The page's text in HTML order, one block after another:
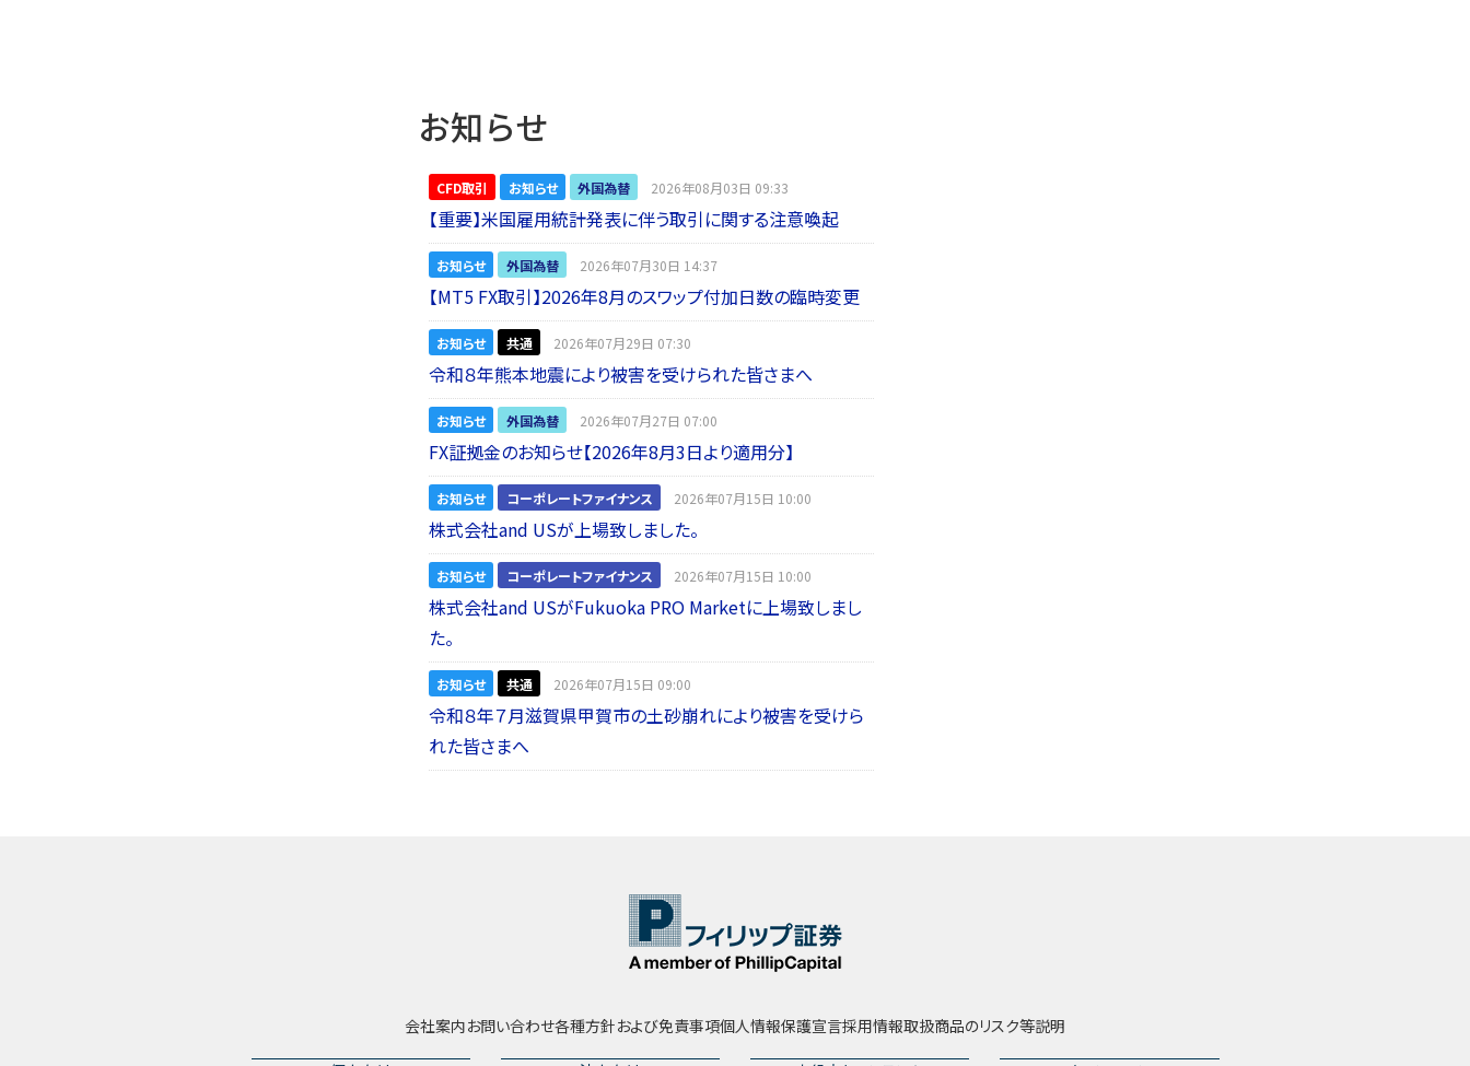
お知らせ
CFD取引 お知らせ 外国為替 2026年08月03日 09:33
【重要】米国雇用統計発表に伴う取引に関する注意喚起
お知らせ 外国為替 2026年07月30日 14:37
【MT5 FX取引】2026年8月のスワップ付加日数の臨時変更
お知らせ 共通 2026年07月29日 07:30
令和８年熊本地震により被害を受けられた皆さまへ
お知らせ 外国為替 2026年07月27日 07:00
FX証拠金のお知らせ【2026年8月3日より適用分】
お知らせ コーポレートファイナンス 2026年07月15日 10:00
株式会社and USが上場致しました。
お知らせ コーポレートファイナンス 2026年07月15日 10:00
株式会社and USがFukuoka PRO Marketに上場致しまし
た。
お知らせ 共通 2026年07月15日 09:00
令和８年７月滋賀県甲賀市の土砂崩れにより被害を受けら
れた皆さまへ
会社案内お問い合わせ各種方針および免責事項個人情報保護宣言採用情報取扱商品のリスク等説明